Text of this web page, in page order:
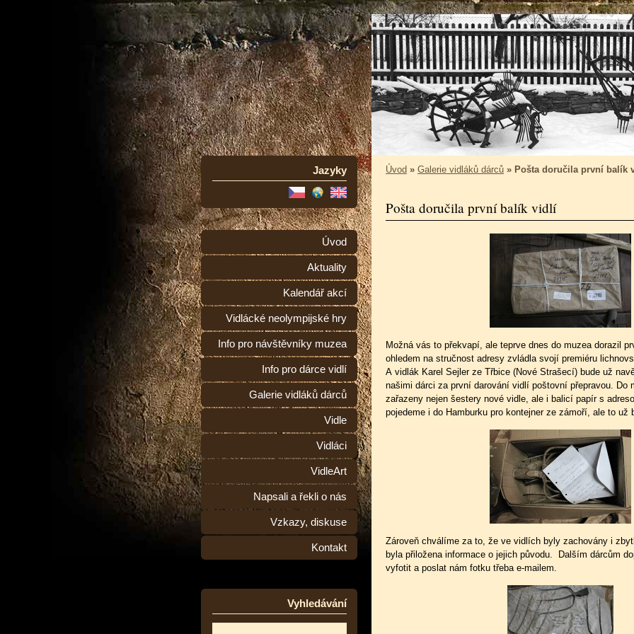
Jazyky
Úvod
Aktuality
Kalendář akcí
Vidlácké neolympijské hry
Info pro návštěvníky muzea
Info pro dárce vidlí
Galerie vidláků dárců
Vidle
Vidláci
VidleArt
Napsali a řekli o nás
Vzkazy, diskuse
Kontakt
Vyhledávání
Úvod » Galerie vidláků dárců » Pošta doručila první balík
Pošta doručila první balík vidlí
Možná vás to překvapí, ale teprve dnes do muzea dorazil
ohledem na stručnost adresy zvládla svojí premiéru
A vidlák Karel Sejler ze Třbice (Nové Strašecí) bude už
našimi dárci za první darování vidlí poštovní přepravou. Do
zařazeny nejen šestery nové vidle, ale i balicí papír s
pojedeme i do Hamburku pro kontejner ze zámoří, ale to už
Zároveň chválíme za to, že ve vidlích byly zachovány i
byla přiložena informace o jejich původu. Dalším dárcům
vyfotit a poslat nám fotku třeba e-mailem.